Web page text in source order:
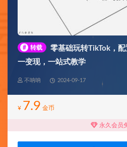
# 转载
零基础玩转TikTok，
一变现，一站式教学
不呐呐 2024-09-17
¥ 7.9 金币
永久会员